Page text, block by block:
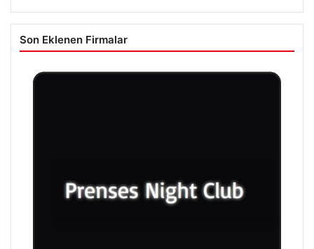
Son Eklenen Firmalar